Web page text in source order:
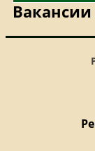
Вакансии